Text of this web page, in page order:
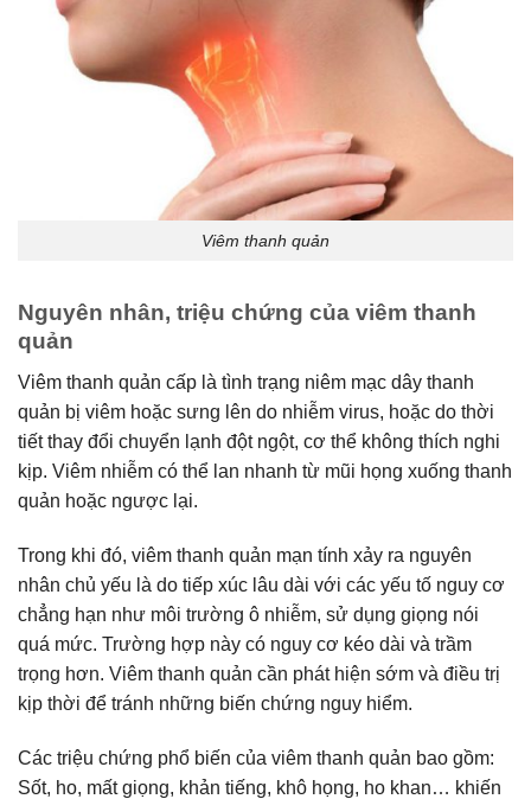
Viêm thanh quản
Nguyên nhân, triệu chứng của viêm thanh
quản
Viêm thanh quản cấp là tình trạng niêm mạc dây thanh
quản bị viêm hoặc sưng lên do nhiễm virus, hoặc do thời
tiết thay đổi chuyển lạnh đột ngột, cơ thể không thích nghi
kịp. Viêm nhiễm có thể lan nhanh từ mũi họng xuống thanh
quản hoặc ngược lại.
Trong khi đó, viêm thanh quản mạn tính xảy ra nguyên
nhân chủ yếu là do tiếp xúc lâu dài với các yếu tố nguy cơ
chẳng hạn như môi trường ô nhiễm, sử dụng giọng nói
quá mức. Trường hợp này có nguy cơ kéo dài và trầm
trọng hơn. Viêm thanh quản cần phát hiện sớm và điều trị
kịp thời để tránh những biến chứng nguy hiểm.
Các triệu chứng phổ biến của viêm thanh quản bao gồm:
Sốt, ho, mất giọng, khản tiếng, khô họng, ho khan… khiến